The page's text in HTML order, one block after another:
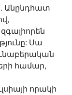
Անընդհատ
Սա
համար,
որակի